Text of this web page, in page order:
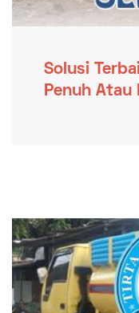
Solusi
Penuh Atau